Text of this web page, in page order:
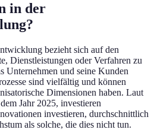
in der
bezieht sich auf den
Dienstleistungen oder Verfahren zu
Unternehmen und seine Kunden
sind vielfältig und können
Dimensionen haben. Laut
Jahr 2025, investieren
investieren, durchschnittlich
als solche, die dies nicht tun.